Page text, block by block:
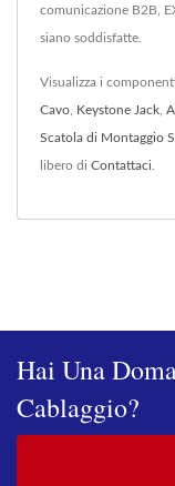
comunicazione B2B,
siano soddisfatte.
Visualizza i
Cavo, Keystone Jack,
Scatola di Montaggio
libero di Contattaci.
Hai Una
Cablaggio?